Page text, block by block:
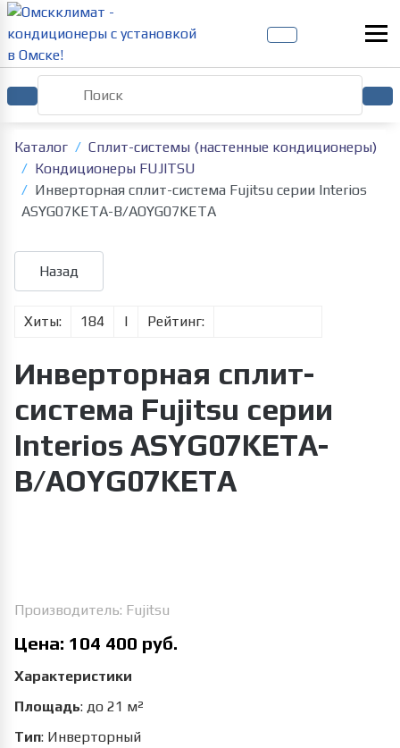
Каталог
Сплит-системы (настенные кондиционеры)
Кондиционеры FUJITSU
Инверторная сплит-система Fujitsu серии Interios
ASYG07KETA-B/AOYG07KETA
Хиты: 184 | Рейтинг:
Инверторная сплит-
система Fujitsu серии
Interios ASYG07KETA-
B/AOYG07KETA
Производитель: Fujitsu
Цена: 104 400 руб.
Характеристики
Площадь: до 21 м²
Тип: Инверторный